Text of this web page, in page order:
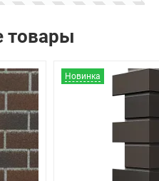
товары
Новинка